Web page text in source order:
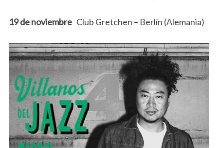
19 de noviembreClub Gretchen – Berlín (Alemania)